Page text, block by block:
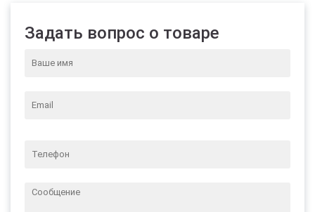
Задать вопрос о товаре